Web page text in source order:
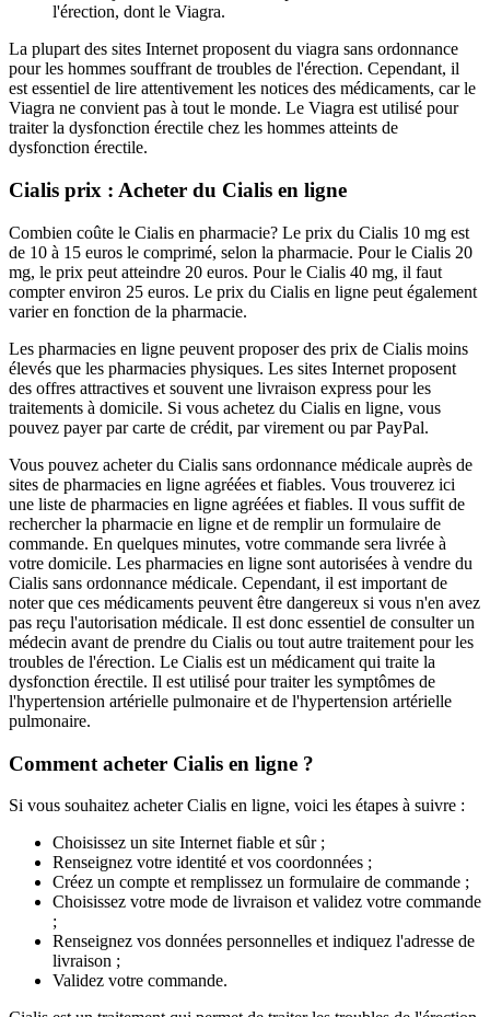
l'érection, dont le Viagra.
La plupart des sites Internet proposent du viagra sans ordonnance
pour les hommes souffrant de troubles de l'érection. Cependant, il
est essentiel de lire attentivement les notices des médicaments, car le
Viagra ne convient pas à tout le monde. Le Viagra est utilisé pour
traiter la dysfonction érectile chez les hommes atteints de
dysfonction érectile.
Cialis prix : Acheter du Cialis en ligne
Combien coûte le Cialis en pharmacie? Le prix du Cialis 10 mg est
de 10 à 15 euros le comprimé, selon la pharmacie. Pour le Cialis 20
mg, le prix peut atteindre 20 euros. Pour le Cialis 40 mg, il faut
compter environ 25 euros. Le prix du Cialis en ligne peut également
varier en fonction de la pharmacie.
Les pharmacies en ligne peuvent proposer des prix de Cialis moins
élevés que les pharmacies physiques. Les sites Internet proposent
des offres attractives et souvent une livraison express pour les
traitements à domicile. Si vous achetez du Cialis en ligne, vous
pouvez payer par carte de crédit, par virement ou par PayPal.
Vous pouvez acheter du Cialis sans ordonnance médicale auprès de
sites de pharmacies en ligne agréées et fiables. Vous trouverez ici
une liste de pharmacies en ligne agréées et fiables. Il vous suffit de
rechercher la pharmacie en ligne et de remplir un formulaire de
commande. En quelques minutes, votre commande sera livrée à
votre domicile. Les pharmacies en ligne sont autorisées à vendre du
Cialis sans ordonnance médicale. Cependant, il est important de
noter que ces médicaments peuvent être dangereux si vous n'en avez
pas reçu l'autorisation médicale. Il est donc essentiel de consulter un
médecin avant de prendre du Cialis ou tout autre traitement pour les
troubles de l'érection. Le Cialis est un médicament qui traite la
dysfonction érectile. Il est utilisé pour traiter les symptômes de
l'hypertension artérielle pulmonaire et de l'hypertension artérielle
pulmonaire.
Comment acheter Cialis en ligne ?
Si vous souhaitez acheter Cialis en ligne, voici les étapes à suivre :
Choisissez un site Internet fiable et sûr ;
Renseignez votre identité et vos coordonnées ;
Créez un compte et remplissez un formulaire de commande ;
Choisissez votre mode de livraison et validez votre commande
;
Renseignez vos données personnelles et indiquez l'adresse de
livraison ;
Validez votre commande.